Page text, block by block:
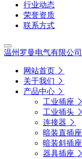
行业动态
荣誉资质
联系方式
温州罗曼电气有限公司
网站首页
关于我们
产品中心
工业插座
工业插头
连接器
暗装直插座
暗装斜插座
器具插座